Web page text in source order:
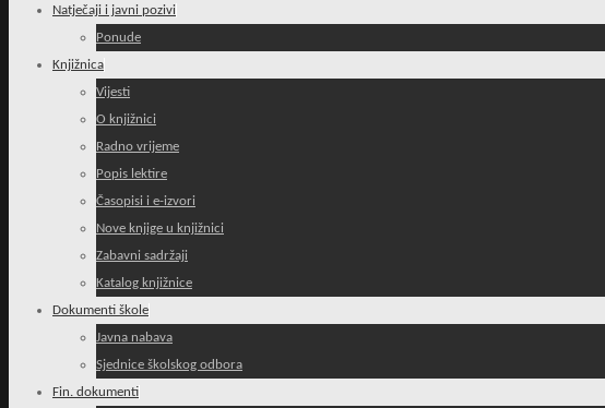
Natječaji i javni pozivi
Ponude
Knjižnica
Vijesti
O knjižnici
Radno vrijeme
Popis lektire
Časopisi i e-izvori
Nove knjige u knjižnici
Zabavni sadržaji
Katalog knjižnice
Dokumenti škole
Javna nabava
Sjednice školskog odbora
Fin. dokumenti